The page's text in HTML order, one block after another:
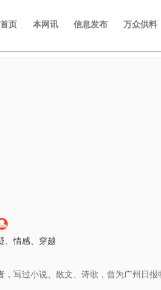
首页 本网讯 信息发布 万众供料
、情感、穿越
，写过小说、散文、诗歌，曾为广州日